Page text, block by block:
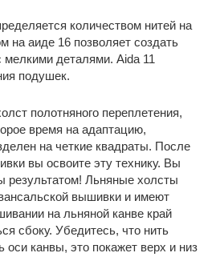
количеством нитей на
на аиде 16 позволяет создать
мелкими деталями. Aida 11
подушек.
полотняного переплетения,
время на адаптацию,
на четкие квадраты. После
вы освоите эту технику. Вы
результатом! Льняные холсты
вышивки и имеют
на льняной канве край
сбоку. Убедитесь, что нить
оси канвы, это покажет верх и низ